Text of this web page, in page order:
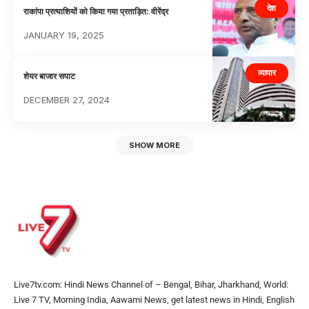
देश
राकांपा प्रत्याशियों को किया गया प्रताड़ित: वीरेंद्र
JANUARY 19, 2025
व्यापार
शेयर बाजार सपाट
DECEMBER 27, 2024
SHOW MORE
Live7tv.com: Hindi News Channel of – Bengal, Bihar, Jharkhand, World:
Live 7 TV, Morning India, Aawami News, get latest news in Hindi, English